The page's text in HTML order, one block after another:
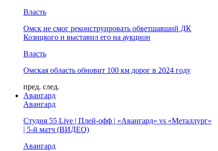
Власть
Омск не смог реконструировать обветшавший ДК
Козицкого и выставил его на аукцион
Власть
Омская область обновит 100 км дорог в 2024 году
пред. след.
Авангард
Авангард
Студия 55 Live | Плей-офф | «Авангард» vs «Металлург»
| 5-й матч (ВИДЕО)
Авангард